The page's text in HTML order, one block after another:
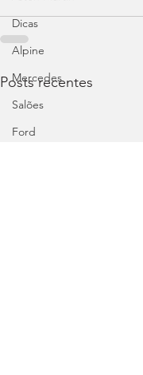
Dicas
Alpine
Mercedes
Salões
Ford
Posts recentes